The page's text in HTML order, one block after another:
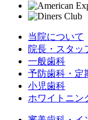
当院について
院長・スタッ
一般歯科
予防歯科・定
小児歯科
ホワイトニン